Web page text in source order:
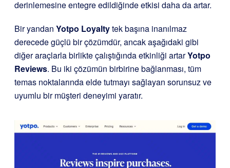
derinlemesine entegre edildiğinde etkisi daha da artar.
Bir yandan Yotpo Loyaltytek başına inanılmaz
derecede güçlü bir çözümdür, ancak aşağıdaki gibi
diğer araçlarla birlikte çalıştığında etkinliği artarYotpo
Reviews. Bu iki çözümün birbirine bağlanması, tüm
temas noktalarında elde tutmayı sağlayan sorunsuz ve
uyumlu bir müşteri deneyimi yaratır.